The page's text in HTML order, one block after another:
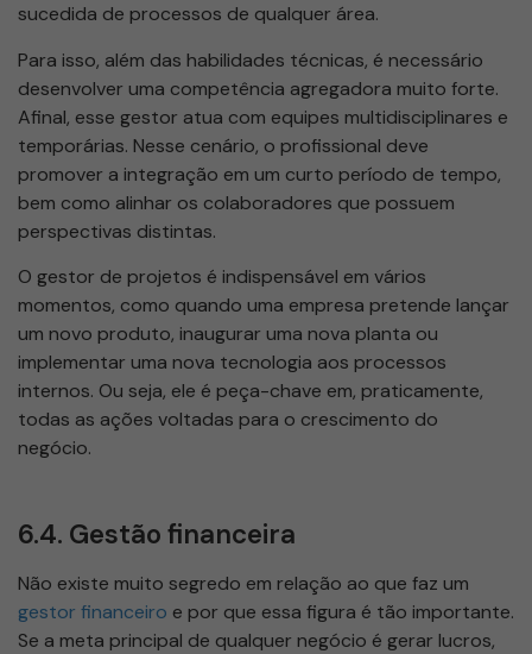
sucedida de processos de qualquer área.
Para isso, além das habilidades técnicas, é necessário
desenvolver uma competência agregadora muito forte.
Afinal, esse gestor atua com equipes multidisciplinares e
temporárias. Nesse cenário, o profissional deve
promover a integração em um curto período de tempo,
bem como alinhar os colaboradores que possuem
perspectivas distintas.
O gestor de projetos é indispensável em vários
momentos, como quando uma empresa pretende lançar
um novo produto, inaugurar uma nova planta ou
implementar uma nova tecnologia aos processos
internos. Ou seja, ele é peça-chave em, praticamente,
todas as ações voltadas para o crescimento do
negócio.
6.4. Gestão financeira
Não existe muito segredo em relação ao que faz um
gestor financeiro e por que essa figura é tão importante.
Se a meta principal de qualquer negócio é gerar lucros,